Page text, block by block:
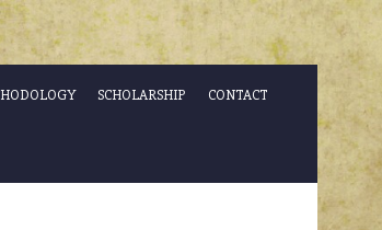
SCHOLARSHIP CONTACT